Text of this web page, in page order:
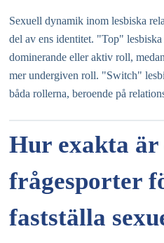
Sexuell dynamik inom lesbiska
del av ens identitet. "Top"
dominerande eller aktiv roll,
mer undergiven roll. "Switch"
båda rollerna, beroende på
Hur exakta är
frågesporter
fastställa